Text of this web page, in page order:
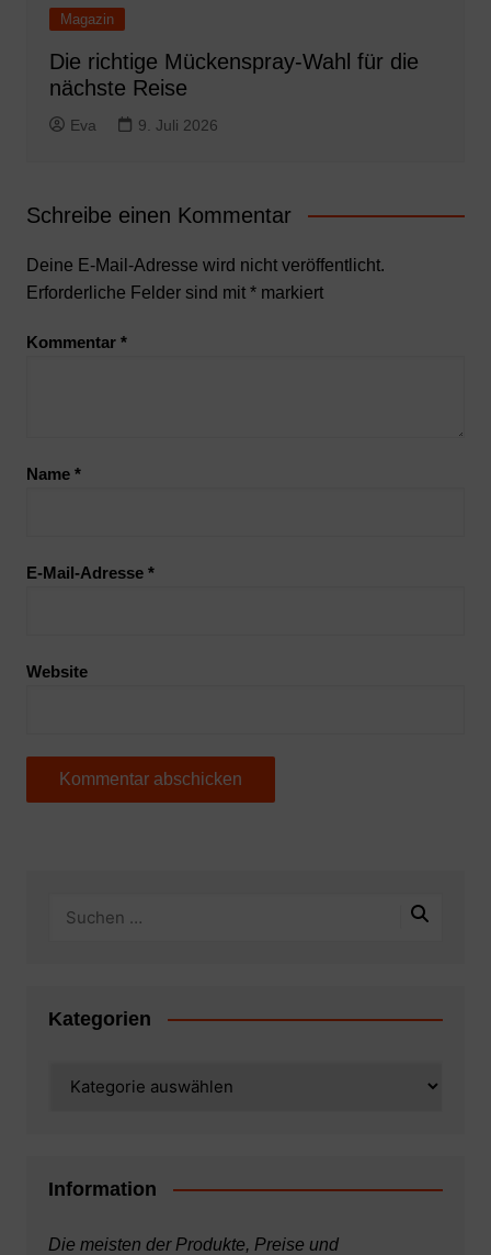
Magazin
Die richtige Mückenspray-Wahl für die
nächste Reise
Eva 9. Juli 2026
Schreibe einen Kommentar
Deine E-Mail-Adresse wird nicht veröffentlicht.
Erforderliche Felder sind mit *markiert
Kommentar *
Name *
E-Mail-Adresse *
Website
Kategorien
Information
Die meisten der Produkte, Preise und